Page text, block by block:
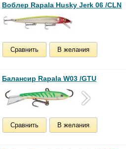
Воблер Rapala Husky Jerk 06 /CLN
Сравнить В желания
Балансир Rapala W03 /GTU
Сравнить В желания